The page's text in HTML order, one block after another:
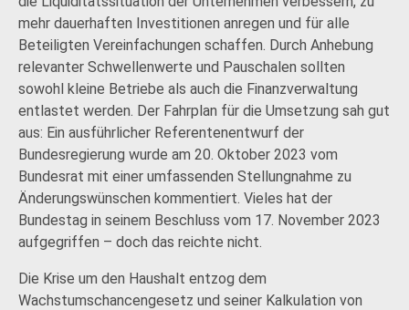
mehr dauerhaften Investitionen anregen und für alle
Beteiligten Vereinfachungen schaffen. Durch Anhebung
relevanter Schwellenwerte und Pauschalen sollten
sowohl kleine Betriebe als auch die Finanzverwaltung
entlastet werden. Der Fahrplan für die Umsetzung sah gut
aus: Ein ausführlicher Referentenentwurf der
Bundesregierung wurde am 20. Oktober 2023 vom
Bundesrat mit einer umfassenden Stellungnahme zu
Änderungswünschen kommentiert. Vieles hat der
Bundestag in seinem Beschluss vom 17. November 2023
aufgegriffen – doch das reichte nicht.
Die Krise um den Haushalt entzog dem
Wachstumschancengesetz und seiner Kalkulation von